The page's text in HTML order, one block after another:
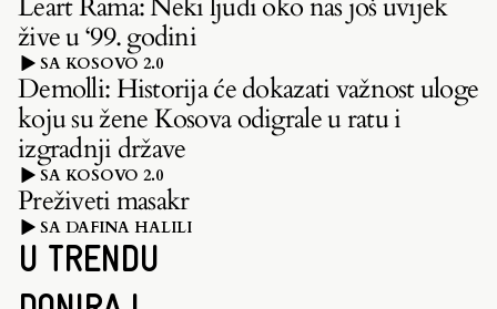
Leart Rama: Neki ljudi oko nas još uvijek
žive u ‘99. godini
SA KOSOVO 2.0
Demolli: Historija će dokazati važnost uloge
koju su žene Kosova odigrale u ratu i
izgradnji države
SA KOSOVO 2.0
Preživeti masakr
SA DAFINA HALILI
U TRENDU